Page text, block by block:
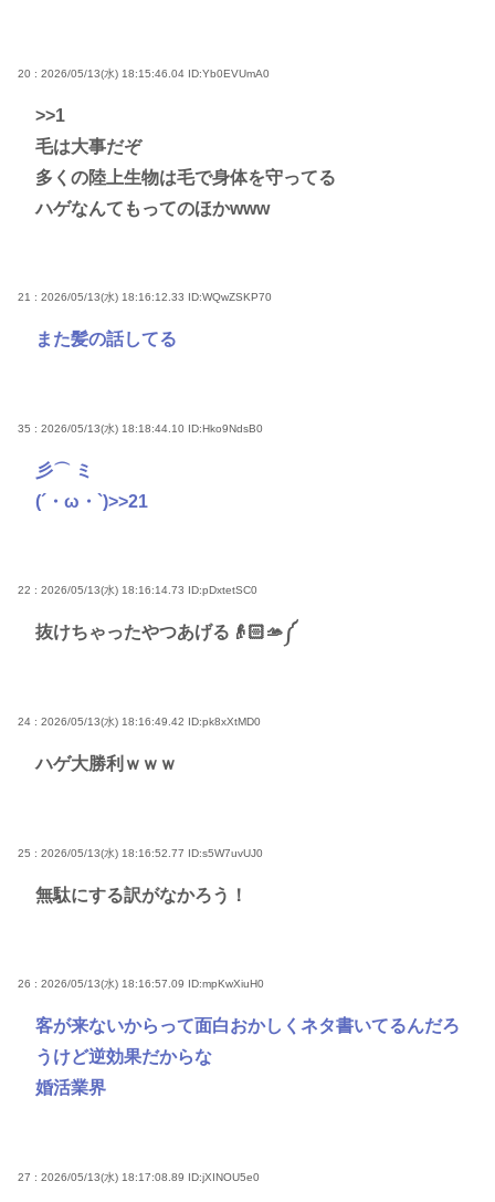
20 : 2026/05/13(水) 18:15:46.04 ID:Yb0EVUmA0
>>1
毛は大事だぞ
多くの陸上生物は毛で身体を守ってる
ハゲなんてもってのほかwww
21 : 2026/05/13(水) 18:16:12.33 ID:WQwZSKP70
また髪の話してる
35 : 2026/05/13(水) 18:18:44.10 ID:Hko9NdsB0
彡⌒ ミ
(´・ω・`)>>21
22 : 2026/05/13(水) 18:16:14.73 ID:pDxtetSC0
抜けちゃったやつあげる👴🏻🫴༼
24 : 2026/05/13(水) 18:16:49.42 ID:pk8xXtMD0
ハゲ大勝利ｗｗｗ
25 : 2026/05/13(水) 18:16:52.77 ID:s5W7uvUJ0
無駄にする訳がなかろう！
26 : 2026/05/13(水) 18:16:57.09 ID:mpKwXiuH0
客が来ないからって面白おかしくネタ書いてるんだろ
うけど逆効果だからな
婚活業界
27 : 2026/05/13(水) 18:17:08.89 ID:jXINOU5e0